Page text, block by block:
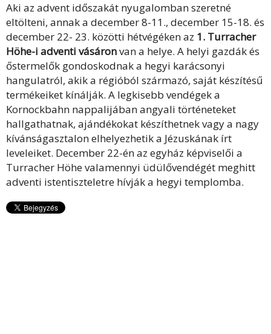
Aki az advent időszakát nyugalomban szeretné
eltölteni, annak a december 8-11., december 15-18. és
december 22- 23. közötti hétvégéken az 1. Turracher
Höhe-i adventi vásáronvan a helye. A helyi gazdák és
őstermelők gondoskodnak a hegyi karácsonyi
hangulatról, akik a régióból származó, saját készítésű
termékeiket kínálják. A legkisebb vendégek a
Kornockbahn nappalijában angyali történeteket
hallgathatnak, ajándékokat készíthetnek vagy a nagy
kívánságasztalon elhelyezhetik a Jézuskának írt
leveleiket. December 22-én az egyház képviselői a
Turracher Höhe valamennyi üdülővendégét meghitt
adventi istentiszteletre hívják a hegyi templomba.